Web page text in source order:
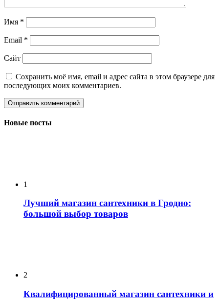
Имя *
Email *
Сайт
Сохранить моё имя, email и адрес сайта в этом браузере для
последующих моих комментариев.
Новые посты
1
Лучший магазин сантехники в Гродно:
большой выбор товаров
2
Квалифицированный магазин сантехники и